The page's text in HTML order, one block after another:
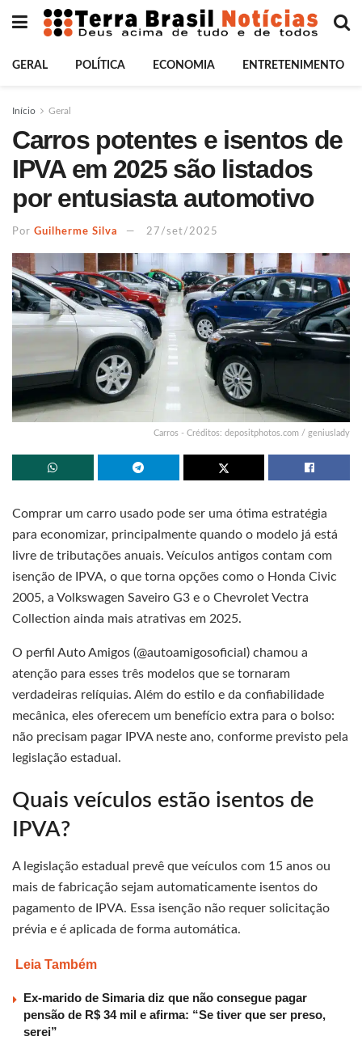
GERAL POLÍTICA ECONOMIA ENTRETENIMENTO
Início Geral
Carros potentes e isentos de
IPVA em 2025 são listados
por entusiasta automotivo
Por Guilherme Silva 27/set/2025
Carros - Créditos: depositphotos.com / geniuslady
Comprar um carro usado pode ser uma ótima estratégia
para economizar, principalmente quando o modelo já está
livre de tributações anuais. Veículos antigos contam com
isenção de IPVA, o que torna opções como o Honda Civic
2005, a Volkswagen Saveiro G3 e o Chevrolet Vectra
Collection ainda mais atrativas em 2025.
O perfil Auto Amigos (@autoamigosoficial) chamou a
atenção para esses três modelos que se tornaram
verdadeiras relíquias. Além do estilo e da confiabilidade
mecânica, eles oferecem um benefício extra para o bolso:
não precisam pagar IPVA neste ano, conforme previsto pela
legislação estadual.
Quais veículos estão isentos de
IPVA?
A legislação estadual prevê que veículos com 15 anos ou
mais de fabricação sejam automaticamente isentos do
pagamento de IPVA. Essa isenção não requer solicitação
prévia e é aplicada de forma automática.
Leia Também
Ex-marido de Simaria diz que não consegue pagar
pensão de R$ 34 mil e afirma: “Se tiver que ser preso,
serei”